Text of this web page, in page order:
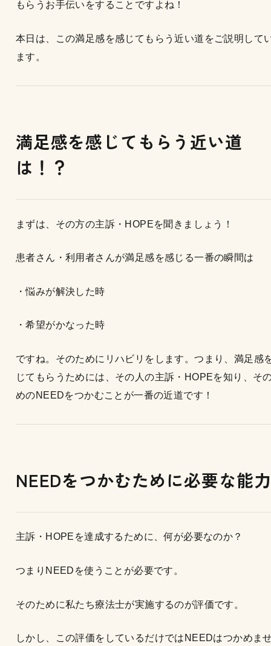
もらうお手伝いをすることですよね！
本日は、この満足感を感じてもらう近い道をご説明して
ます。
満足感を感じてもらう近い道
は！？
まずは、その方の主訴・HOPEを聞きましょう！
患者さん・利用者さんが満足感を感じる一番の瞬間は
・悩みが解決した時
・希望がかなった時
ですね。そのためにリハビリをします。つまり、満足感
じてもらうためには、その人の主訴・HOPEを知り、そ
めのNEEDをつかむことが一番の近道です！
NEEDをつかむために必要な能力
主訴・HOPEを達成するために、何が必要なのか？
つまりNEEDを使うことが必要です。
そのために私たち療法士が実施するのが評価です。
しかし、この評価をしているだけではNEEDはつかめま